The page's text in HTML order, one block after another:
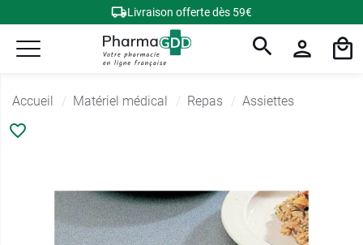
Livraison offerte dès 59€
Accueil Matériel médical Repas Assiettes